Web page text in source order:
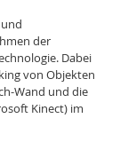
der
Dabei
von Objekten
Wand und die
Kinect) im